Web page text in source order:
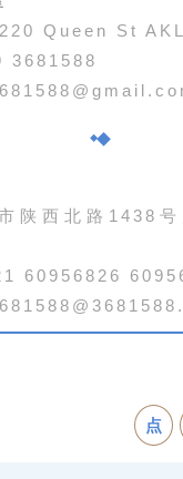
Queen St AKL
3681588
陕西北路1438号
60956826
点